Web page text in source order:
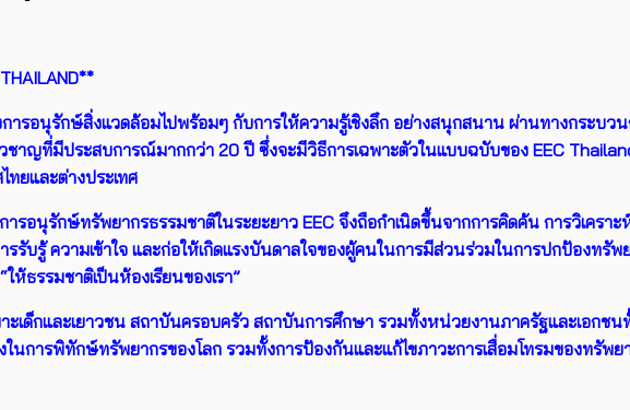
ารอนุรักษ์สิ่งแวดล้อมไปพร้อมๆ กับการให้ความรู้เชิงลึก อย่างสนุกสนาน ผ่านทางกระบว
ญที่มีประสบการณ์มากกว่า 20 ปี ซึ่งจะมีวิธีการเฉพาะตัวในแบบฉบับของ EEC
ทยและต่างประเทศ
รอนุรักษ์ทรัพยากรธรรมชาติในระยะยาว EEC จึงถือกำเนิดขึ้นจากการคิดค้น การวิเคร
บรู้ ความเข้าใจ และก่อให้เกิดแรงบันดาลใจของผู้คนในการมีส่วนร่วมในการปกป้องทรัพ
ห้ธรรมชาติเป็นห้องเรียนของเรา”
เด็กและเยาวชน สถาบันครอบครัว สถาบันการศึกษา รวมทั้งหน่วยงานภาครัฐและเอกชน
นการพิทักษ์ทรัพยากรของโลก รวมทั้งการป้องกันและแก้ไขภาวะการเสื่อมโทรมของทรัพ